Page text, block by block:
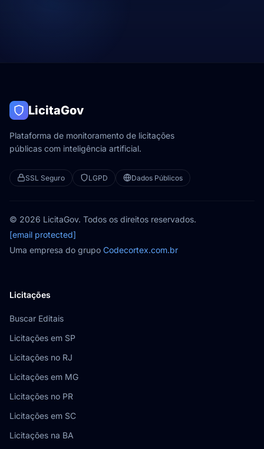
LicitaGov
Plataforma de monitoramento de licitações
públicas com inteligência artificial.
SSL Seguro LGPD Dados Públicos
© 2026 LicitaGov. Todos os direitos reservados.
[email protected]
Uma empresa do grupo Codecortex.com.br
Licitações
Buscar Editais
Licitações em SP
Licitações no RJ
Licitações em MG
Licitações no PR
Licitações em SC
Licitações na BA